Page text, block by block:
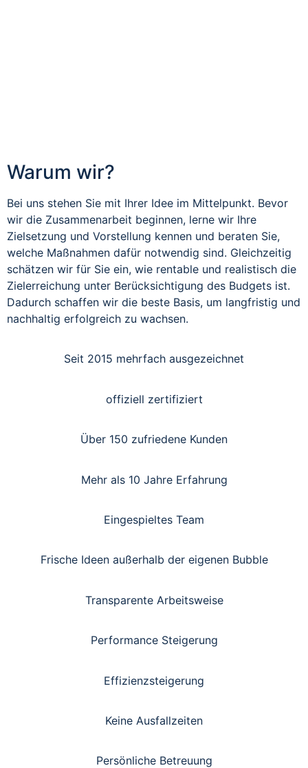
Warum wir?
Bei uns stehen Sie mit Ihrer Idee im Mittelpunkt. Bevor
wir die Zusammenarbeit beginnen, lerne wir Ihre
Zielsetzung und Vorstellung kennen und beraten Sie,
welche Maßnahmen dafür notwendig sind. Gleichzeitig
schätzen wir für Sie ein, wie rentable und realistisch die
Zielerreichung unter Berücksichtigung des Budgets ist.
Dadurch schaffen wir die beste Basis, um langfristig und
nachhaltig erfolgreich zu wachsen.
Seit 2015 mehrfach ausgezeichnet
offiziell zertifiziert
Über 150 zufriedene Kunden
Mehr als 10 Jahre Erfahrung
Eingespieltes Team
Frische Ideen außerhalb der eigenen Bubble
Transparente Arbeitsweise
Performance Steigerung
Effizienzsteigerung
Keine Ausfallzeiten
Persönliche Betreuung